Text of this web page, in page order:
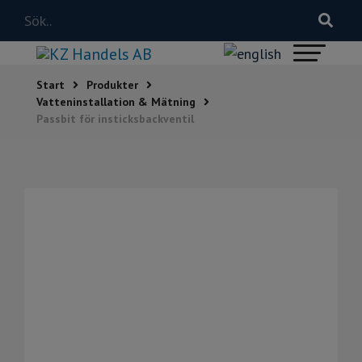
Start
Produkter
Vatteninstallation & Mätning
Passbit för insticksbackventil